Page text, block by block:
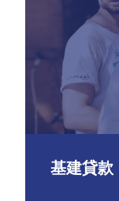
基建貸款